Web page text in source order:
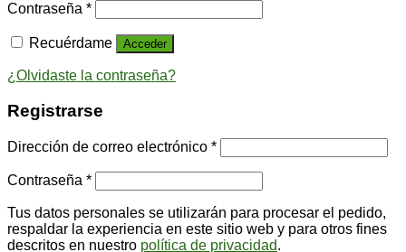
Contraseña *
Recuérdame Acceder
¿Olvidaste la contraseña?
Registrarse
Dirección de correo electrónico *
Contraseña *
Tus datos personales se utilizarán para procesar el pedido,
respaldar la experiencia en este sitio web y para otros fines
descritos en nuestro política de privacidad.